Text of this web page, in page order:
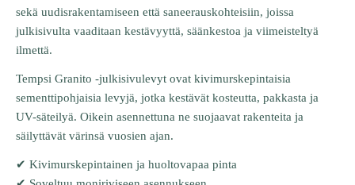
sekä uudisrakentamiseen että saneerauskohteisiin, joissa
julkisivulta vaaditaan kestävyyttä, säänkestoa ja viimeisteltyä
ilmettä.
Tempsi Granito -julkisivulevyt ovat kivimurskepintaisia
sementtipohjaisia levyjä, jotka kestävät kosteutta, pakkasta ja
UV-säteilyä. Oikein asennettuna ne suojaavat rakenteita ja
säilyttävät värinsä vuosien ajan.
✔ Kivimurskepintainen ja huoltovapaa pinta